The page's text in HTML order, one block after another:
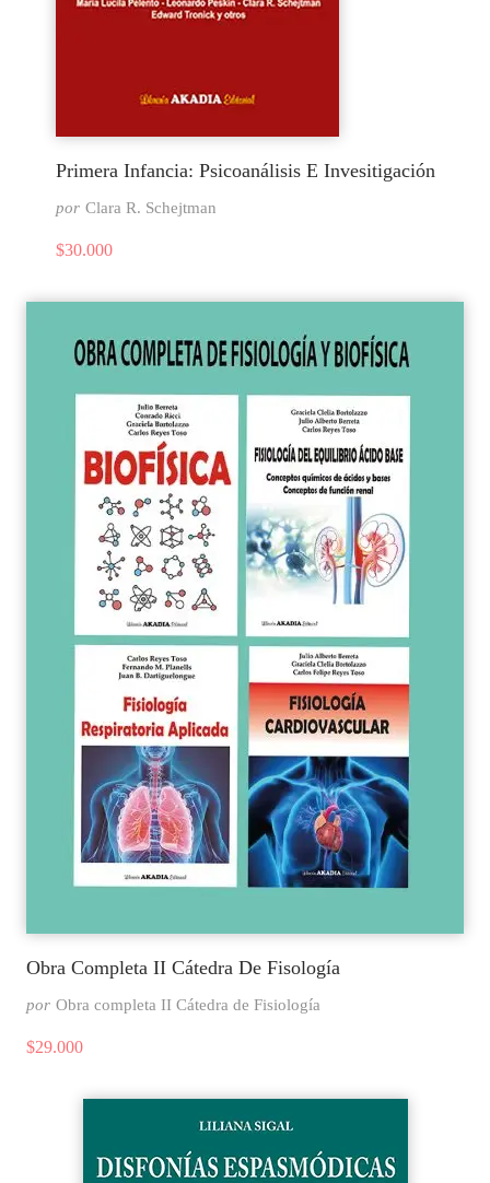
Primera Infancia: Psicoanálisis E Invesitigación
por Clara R. Schejtman
$30.000
Obra Completa II Cátedra De Fisología
por Obra completa II Cátedra de Fisiología
$29.000